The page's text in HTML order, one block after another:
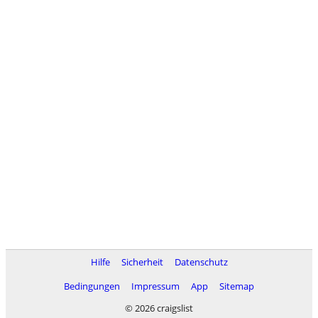
Hilfe Sicherheit
Datenschutz
Bedingungen
Impressum App
Sitemap
© 2026 craigslist